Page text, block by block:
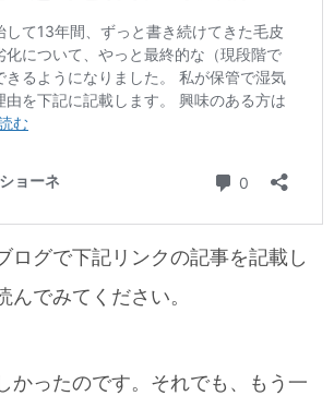
ログで下記リンクの記事を記載し
んでみてください。
かったのです。それでも、もう一